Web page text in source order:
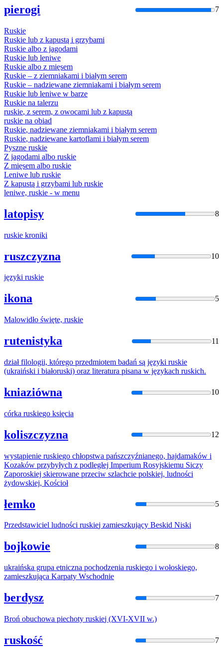
pierogi 7
Ruskie
Ruskie lub z kapustą i grzybami
Ruskie albo z jagodami
Ruskie lub leniwe
Ruskie albo z mięsem
Ruskie – z ziemniakami i białym serem
Ruskie – nadziewane ziemniakami i białym serem
Ruskie lub leniwe w barze
Ruskie na talerzu
ruskie, z serem, z owocami lub z kapustą
ruskie na obiad
Ruskie, nadziewane ziemniakami i białym serem
Ruskie, nadziewane kartoflami i białym serem
Pyszne ruskie
Z jagodami albo ruskie
Z mięsem albo ruskie
Leniwe lub ruskie
Z kapustą i grzybami lub ruskie
leniwe, ruskie - w menu
latopisy 8
ruskie kroniki
ruszczyzna 10
języki ruskie
ikona 5
Malowidło święte, ruskie
rutenistyka 11
dział filologii, którego przedmiotem badań są języki ruskie
(ukraiński i białoruski) oraz literatura pisana w językach ruskich.
kniaziówna 10
córka ruskiego księcia
koliszczyzna 12
wystąpienie ruskiego chłopstwa pańszczyźnianego, hajdamaków i
Kozaków przybyłych z podległej Imperium Rosyjskiemu Siczy
Zaporoskiej skierowane przeciw szlachcie polskiej, ludności
żydowskiej, Kościoł
łemko 5
Przedstawiciel ludności ruskiej zamieszkujący Beskid Niski
bojkowie 8
ukraińska grupa etniczna pochodzenia ruskiego i wołoskiego,
zamieszkująca Karpaty Wschodnie
berdysz 7
Broń obuchowa piechoty ruskiej (XVI-XVII w.)
ruskość 7